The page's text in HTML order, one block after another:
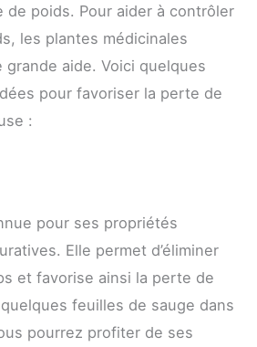
de poids. Pour aider à contrôler
les plantes médicinales
grande aide. Voici quelques
pour favoriser la perte de
:
pour ses propriétés
Elle permet d’éliminer
et favorise ainsi la perte de
feuilles de sauge dans
pourrez profiter de ses